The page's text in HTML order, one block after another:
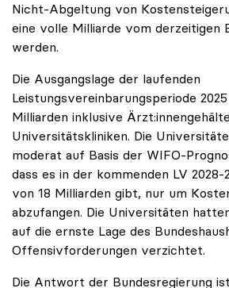
Nicht-Abgeltung von
eine volle Milliarde vom derzeitigen
werden.
Die Ausgangslage der laufenden
Leistungsvereinbarungsperiode
Milliarden inklusive
Universitätskliniken. Die
moderat auf Basis der WIFO-
dass es in der kommenden LV
von 18 Milliarden gibt, nur um
abzufangen. Die Universitäten
auf die ernste Lage des
Offensivforderungen verzichtet.
Die Antwort der Bundesregierung